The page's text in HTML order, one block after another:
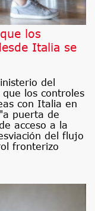
los
Italia se
del
los controles
con Italia en
puerta de
acceso a la
del flujo
fronterizo